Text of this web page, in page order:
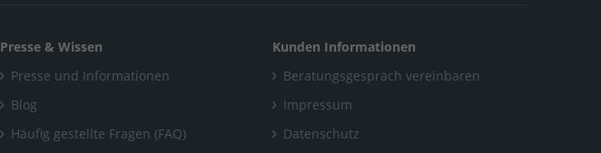
Presse & Wissen
Presse und Informationen
Blog
Häufig gestellte Fragen (FAQ)
Kunden Informationen
Beratungsgespräch vereinbaren
Impressum
Datenschutz